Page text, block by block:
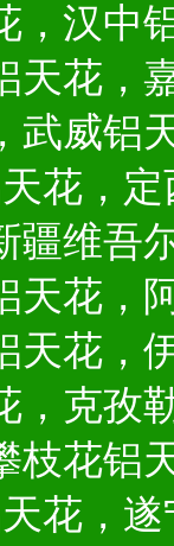
，汉中
天花，
武威铝
花，
疆维吾
天花，
天花，
，克孜
枝花铝
花，